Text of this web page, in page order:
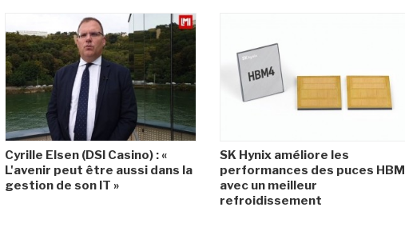
Cyrille Elsen (DSI Casino) : «
L'avenir peut être aussi dans la
gestion de son IT »
SK Hynix améliore les
performances des puces HBM
avec un meilleur
refroidissement